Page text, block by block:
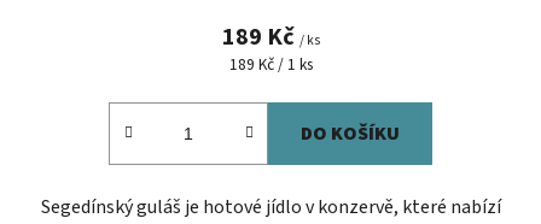
189 Kč / ks
Měrná
189 Kč / 1 ks
DO KOŠÍKU
Segedínský guláš je hotové jídlo v konzervě, které nabízí